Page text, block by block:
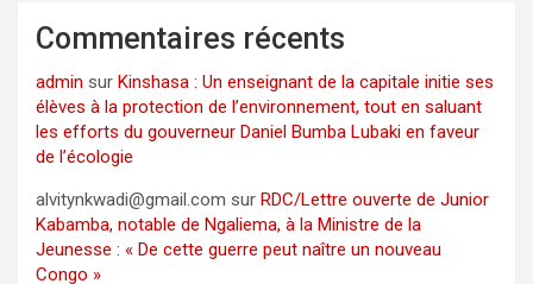
Commentaires récents
admin sur Kinshasa : Un enseignant de la capitale initie ses
élèves à la protection de l’environnement, tout en saluant
les efforts du gouverneur Daniel Bumba Lubaki en faveur
de l’écologie
alvitynkwadi@gmail.com sur RDC/Lettre ouverte de Junior
Kabamba, notable de Ngaliema, à la Ministre de la
Jeunesse : « De cette guerre peut naître un nouveau
Congo »